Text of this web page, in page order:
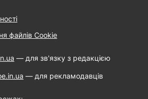
файлів Cookie
— для зв'язку з редакцією
— для рекламодавців